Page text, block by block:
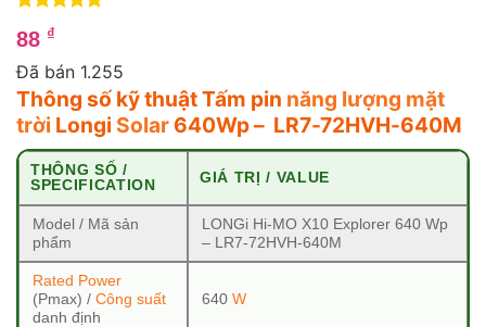
trên 5
dựa trên
đánh giá
88 ₫
Đã bán 1.255
Thông số kỹ thuật Tấm pin năng lượng mặt
trời Longi Solar 640Wp – LR7-72HVH-640M
THÔNG SỐ /
SPECIFICATION
GIÁ TRỊ / VALUE
Model / Mã sản
phẩm
LONGi Hi-MO X10 Explorer 640 Wp
– LR7-72HVH-640M
Rated Power
(Pmax) / Công suất
danh định
640 W